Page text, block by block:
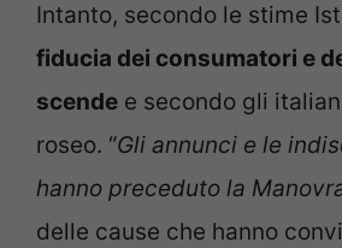
Intanto, secondo le stime
fiducia dei consumatori e
scende e secondo gli
roseo. “Gli annunci e le
hanno preceduto la
delle cause che hanno